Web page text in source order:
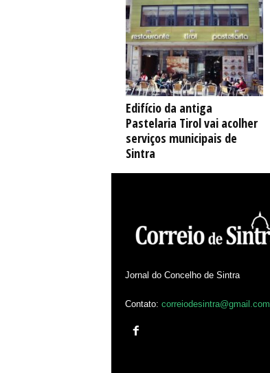
Edifício da antiga
Pastelaria Tirol vai acolher
serviços municipais de
Sintra
Jornal do Concelho de Sintra
Contato: correiodesintra@gmail.com